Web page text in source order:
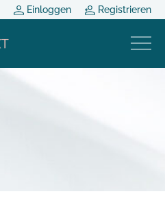
Einloggen Registrieren